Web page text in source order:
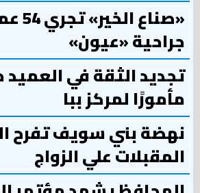
«صناع
جراحية «عيون»
تجديد الثقة في
مأمورًا لمركز ببا
نهضة بني سويف تفرح
المقبلات علي الزواج